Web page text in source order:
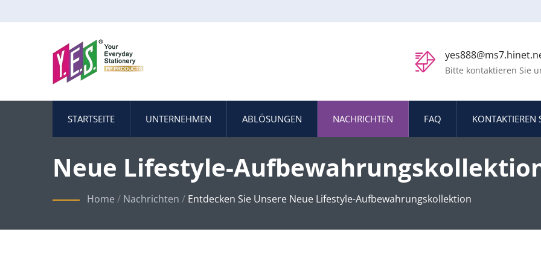
Bitte kontaktieren Sie
STARTSEITE UNTERNEHMEN ABLÖSUNGEN NACHRICHTEN FAQ KONTAKTIEREN
Neue Lifestyle-
Umweltfreundliche PP Ordner & Mappen
Home / Nachrichten / Entdecken Sie Unsere Neue Lifestyle-Aufbewahrungskollektion